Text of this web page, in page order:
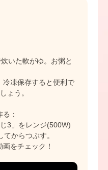
いた軟がゆ。お粥と
凍保存すると便利で
ょう。
：
3」をレンジ(500W)
からつぶす。
をチェック！